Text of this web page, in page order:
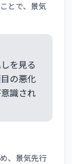
とで、景気
を見る
の悪化
識され
、景気先行